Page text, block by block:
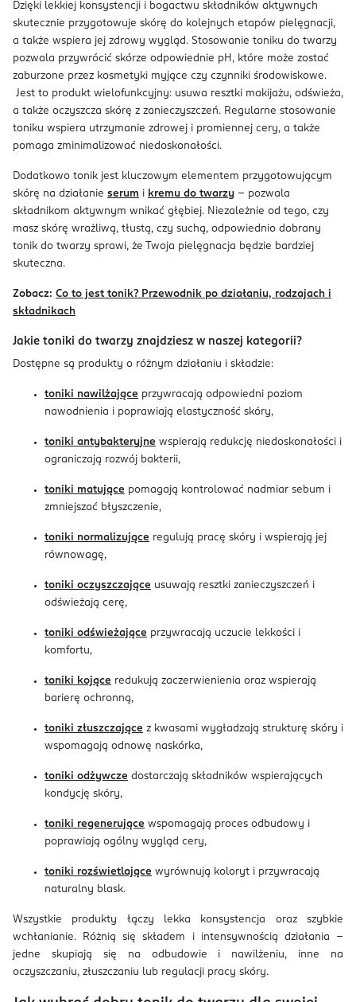
Dzięki lekkiej konsystencji i bogactwu składników aktywnych
skutecznie przygotowuje skórę do kolejnych etapów pielęgnacji,
a także wspiera jej zdrowy wygląd. Stosowanie toniku do twarzy
pozwala przywrócić skórze odpowiednie pH, które może zostać
zaburzone przez kosmetyki myjące czy czynniki środowiskowe.
Jest to produkt wielofunkcyjny: usuwa resztki makijażu, odświeża,
a także oczyszcza skórę z zanieczyszczeń. Regularne stosowanie
toniku wspiera utrzymanie zdrowej i promiennej cery, a także
pomaga zminimalizować niedoskonałości.
Dodatkowo tonik jest kluczowym elementem przygotowującym
skórę na działanie serum i kremu do twarzy – pozwala
składnikom aktywnym wnikać głębiej. Niezależnie od tego, czy
masz skórę wrażliwą, tłustą, czy suchą, odpowiednio dobrany
tonik do twarzy sprawi, że Twoja pielęgnacja będzie bardziej
skuteczna.
Zobacz: Co to jest tonik? Przewodnik po działaniu, rodzajach i
składnikach
Jakie toniki do twarzy znajdziesz w naszej kategorii?
Dostępne są produkty o różnym działaniu i składzie:
toniki nawilżające przywracają odpowiedni poziom
nawodnienia i poprawiają elastyczność skóry,
toniki antybakteryjne wspierają redukcję niedoskonałości i
ograniczają rozwój bakterii,
toniki matujące pomagają kontrolować nadmiar sebum i
zmniejszać błyszczenie,
toniki normalizujące regulują pracę skóry i wspierają jej
równowagę,
toniki oczyszczające usuwają resztki zanieczyszczeń i
odświeżają cerę,
toniki odświeżające przywracają uczucie lekkości i
komfortu,
toniki kojące redukują zaczerwienienia oraz wspierają
barierę ochronną,
toniki złuszczające z kwasami wygładzają strukturę skóry i
wspomagają odnowę naskórka,
toniki odżywcze dostarczają składników wspierających
kondycję skóry,
toniki regenerujące wspomagają proces odbudowy i
poprawiają ogólny wygląd cery,
toniki rozświetlające wyrównują koloryt i przywracają
naturalny blask.
Wszystkie produkty łączy lekka konsystencja oraz szybkie
wchłanianie. Różnią się składem i intensywnością działania –
jedne skupiają się na odbudowie i nawilżeniu, inne na
oczyszczaniu, złuszczaniu lub regulacji pracy skóry.